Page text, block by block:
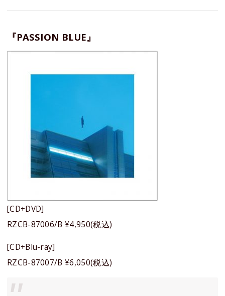
『PASSION BLUE』
[CD+DVD]
RZCB-87006/B ¥4,950(税込)
[CD+Blu-ray]
RZCB-87007/B ¥6,050(税込)